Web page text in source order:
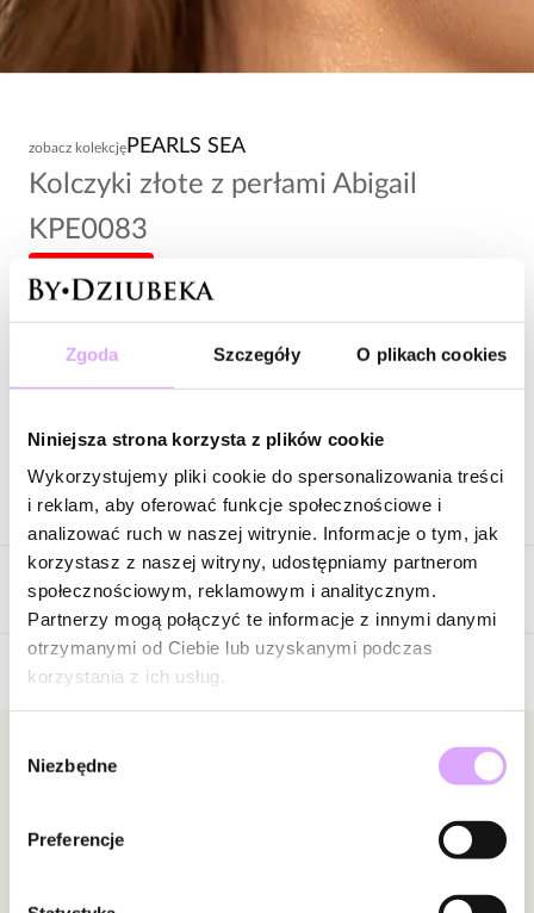
Zgoda Szczegóły O plikach cookies
Niniejsza strona korzysta z plików cookie
Wykorzystujemy pliki cookie do spersonalizowania treści
i reklam, aby oferować funkcje społecznościowe i
analizować ruch w naszej witrynie. Informacje o tym, jak
korzystasz z naszej witryny, udostępniamy partnerom
społecznościowym, reklamowym i analitycznym.
Partnerzy mogą połączyć te informacje z innymi danymi
otrzymanymi od Ciebie lub uzyskanymi podczas
korzystania z ich usług.
zgody
Niezbędne
Preferencje
zobacz kolekcję PEARLS SEA
Kolczyki złote z perłami Abigail
KPE0083
79,00 zł
Wysyłka do 2 dni roboczych
Opis produktu
Kolczyki złote wykonane z mosiądzu pozłacanego, zdobione
szklanymi perełkami.
Kolor surowca: złoty.
Wymiary kolczyka: 1,45 cm x 1,45 cm
Rodzaj mocowania: sztyft.
Opinie
Bądź pierwszą osobą, która podzieli się opinią o tym
Powiadomienie
Newsletter